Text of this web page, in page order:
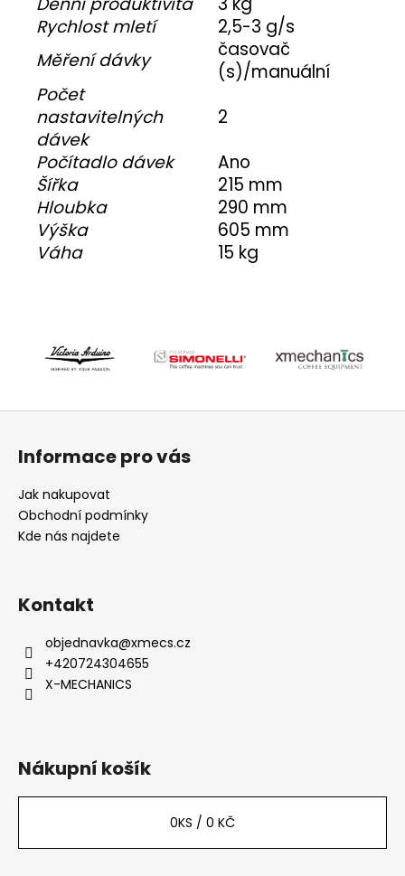
Rychlost mletí
2,5-3 g/s
Měření dávky
časovač
(s)/manuální
Počet
nastavitelných
dávek
2
Počítadlo dávek
Ano
Šířka
215 mm
Hloubka
290 mm
Výška
605 mm
Váha
15 kg
Informace pro vás
Jak nakupovat
Obchodní podmínky
Kde nás najdete
Kontakt
objednavka@xmecs.cz
+420724304655
X-MECHANICS
Nákupní košík
0KS / 0 KČ